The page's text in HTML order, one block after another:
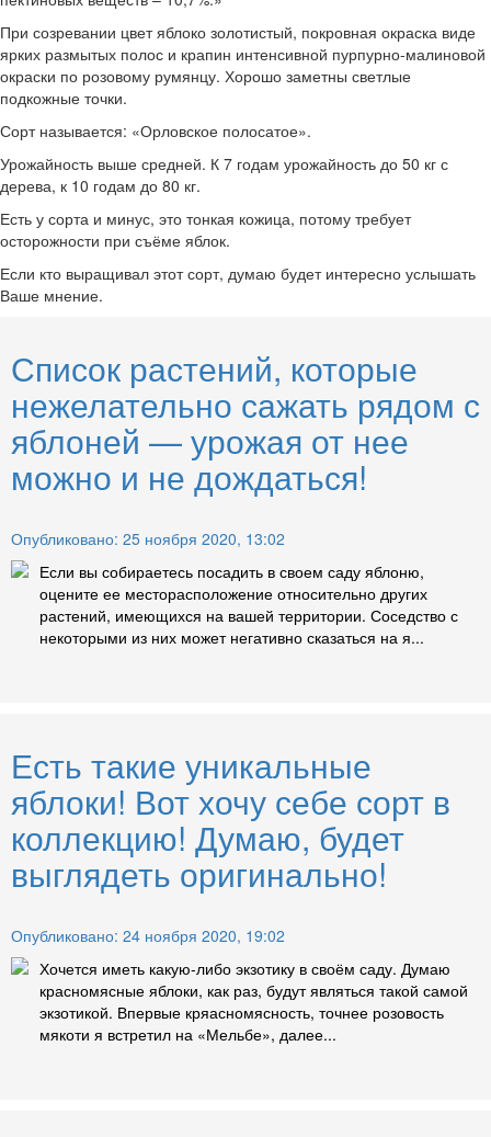
При созревании цвет яблоко золотистый, покровная окраска виде
ярких размытых полос и крапин интенсивной пурпурно-малиновой
окраски по розовому румянцу. Хорошо заметны светлые
подкожные точки.
Сорт называется: «Орловское полосатое».
Урожайность выше средней. К 7 годам урожайность до 50 кг с
дерева, к 10 годам до 80 кг.
Есть у сорта и минус, это тонкая кожица, потому требует
осторожности при съёме яблок.
Если кто выращивал этот сорт, думаю будет интересно услышать
Ваше мнение.
Список растений, которые
нежелательно сажать рядом с
яблоней — урожая от нее
можно и не дождаться!
Опубликовано: 25 ноября 2020, 13:02
Если вы собираетесь посадить в своем саду яблоню,
оцените ее месторасположение относительно других
растений, имеющихся на вашей территории. Соседство с
некоторыми из них может негативно сказаться на я...
Есть такие уникальные
яблоки! Вот хочу себе сорт в
коллекцию! Думаю, будет
выглядеть оригинально!
Опубликовано: 24 ноября 2020, 19:02
Хочется иметь какую-либо экзотику в своём саду. Думаю
красномясные яблоки, как раз, будут являться такой самой
экзотикой. Впервые кряасномясность, точнее розовость
мякоти я встретил на «Мельбе», далее...